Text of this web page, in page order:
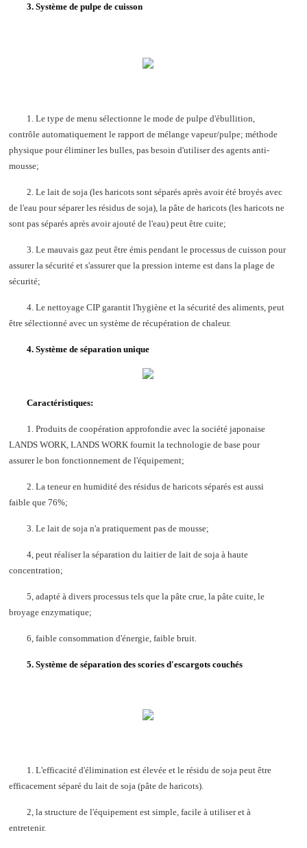
3. Système de pulpe de cuisson
1. Le type de menu sélectionne le mode de pulpe d'ébullition,
contrôle automatiquement le rapport de mélange vapeur/pulpe; méthode
physique pour éliminer les bulles, pas besoin d'utiliser des agents anti-
mousse;
2. Le lait de soja (les haricots sont séparés après avoir été broyés avec
de l'eau pour séparer les résidus de soja), la pâte de haricots (les haricots ne
sont pas séparés après avoir ajouté de l'eau) peut être cuite;
3. Le mauvais gaz peut être émis pendant le processus de cuisson pour
assurer la sécurité et s'assurer que la pression interne est dans la plage de
sécurité;
4. Le nettoyage CIP garantit l'hygiène et la sécurité des aliments, peut
être sélectionné avec un système de récupération de chaleur.
4. Système de séparation unique
Caractéristiques:
1. Produits de coopération approfondie avec la société japonaise
LANDS WORK, LANDS WORK fournit la technologie de base pour
assurer le bon fonctionnement de l'équipement;
2. La teneur en humidité des résidus de haricots séparés est aussi
faible que 76%;
3. Le lait de soja n'a pratiquement pas de mousse;
4, peut réaliser la séparation du laitier de lait de soja à haute
concentration;
5, adapté à divers processus tels que la pâte crue, la pâte cuite, le
broyage enzymatique;
6, faible consommation d'énergie, faible bruit.
5. Système de séparation des scories d'escargots couchés
1. L'efficacité d'élimination est élevée et le résidu de soja peut être
efficacement séparé du lait de soja (pâte de haricots).
2, la structure de l'équipement est simple, facile à utiliser et à
entretenir.